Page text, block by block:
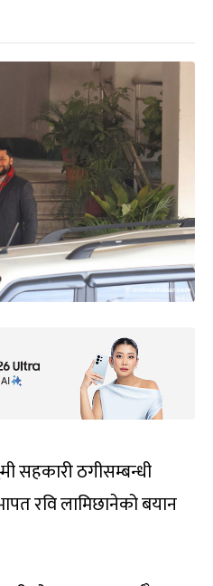
सहकारी ठगीसम्बन्धी
रवि लामिछानेको बयान